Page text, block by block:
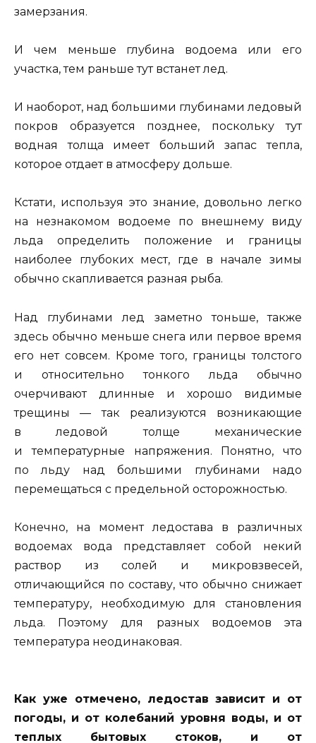
замерзания.
И чем меньше глубина водоема или его
участка, тем раньше тут встанет лед.
И наоборот, над большими глубинами ледовый
покров образуется позднее, поскольку тут
водная толща имеет больший запас тепла,
которое отдает в атмосферу дольше.
Кстати, используя это знание, довольно легко
на незнакомом водоеме по внешнему виду
льда определить положение и границы
наиболее глубоких мест, где в начале зимы
обычно скапливается разная рыба.
Над глубинами лед заметно тоньше, также
здесь обычно меньше снега или первое время
его нет совсем. Кроме того, границы толстого
и относительно тонкого льда обычно
очерчивают длинные и хорошо видимые
трещины — так реализуются возникающие
в ледовой толще механические
и температурные напряжения. Понятно, что
по льду над большими глубинами надо
перемещаться с предельной осторожностью.
Конечно, на момент ледостава в различных
водоемах вода представляет собой некий
раствор из солей и микровзвесей,
отличающийся по составу, что обычно снижает
температуру, необходимую для становления
льда. Поэтому для разных водоемов эта
температура неодинаковая.
Как уже отмечено, ледостав зависит и от
погоды, и от колебаний уровня воды, и от
теплых бытовых стоков, и от